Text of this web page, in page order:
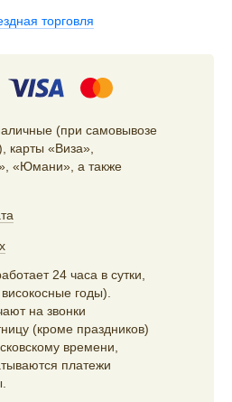
торговля
(при самовывозе
карты «Виза»,
«Юмани», а также
24 часа в сутки,
годы).
на звонки
(кроме праздников)
времени,
платежи